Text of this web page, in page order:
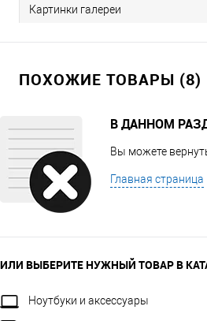
Картинки галереи
ПОХОЖИЕ ТОВАРЫ (8)
В ДАННОМ
Вы можете
Главная страница
ИЛИ ВЫБЕРИТЕ НУЖНЫЙ ТОВАР В
Ноутбуки и аксессуары